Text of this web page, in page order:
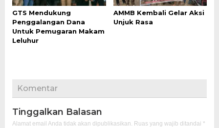
GTS Mendukung
Penggalangan Dana
Untuk Pemugaran Makam
Leluhur
AMMB Kembali Gelar Aksi
Unjuk Rasa
Komentar
Tinggalkan Balasan
Alamat email Anda tidak akan dipublikasikan. Ruas yang wajib ditandai *